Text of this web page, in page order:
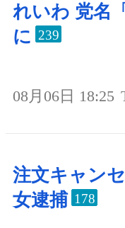
れいわ 党名
に 239
08月06日 18:25
注文キャン
女逮捕 178